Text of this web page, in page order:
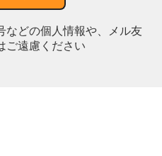
どの個人情報や、メル友
ご遠慮ください